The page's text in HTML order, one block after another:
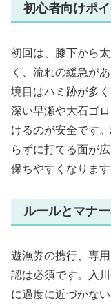
初心者向けポ
初回は、膝下から
く、流れの緩急が
境目はハミ跡が多
深い早瀬や大石ゴ
けるのが安全です
らずに打てる面が
保ちやすくなります
ルールとマナ
遊漁券の携行、専
認は必須です。入
に過度に近づかな